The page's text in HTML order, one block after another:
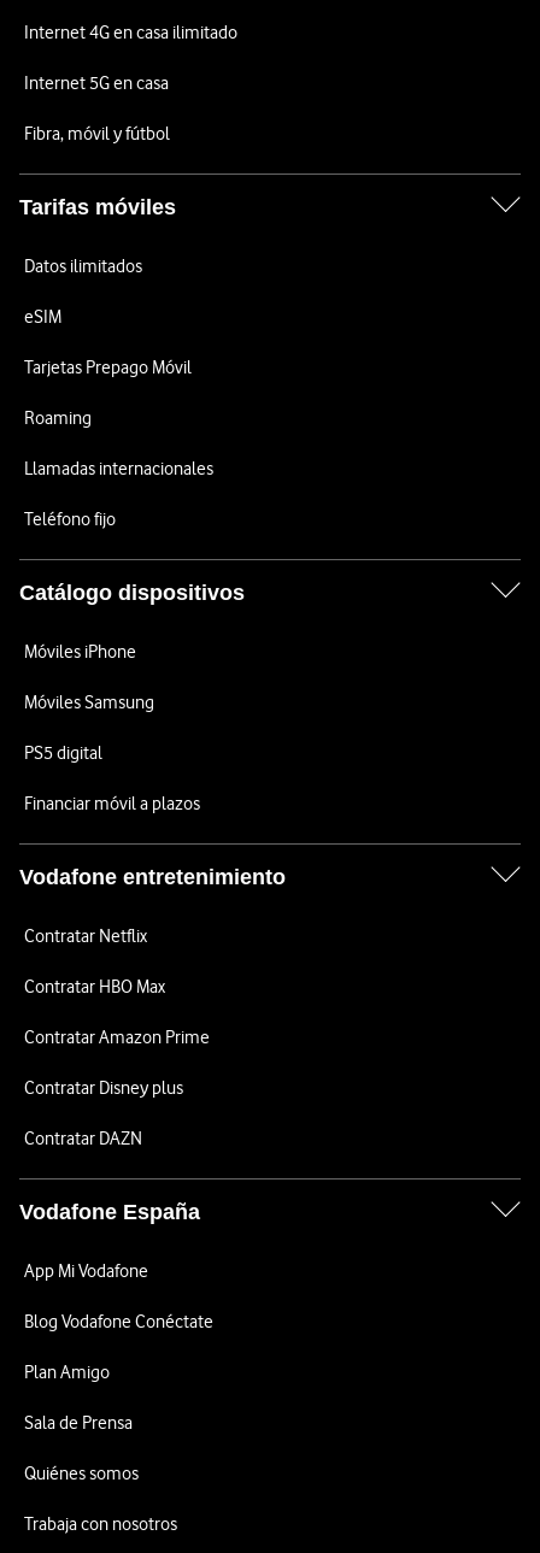
Internet 4G en casa ilimitado
Internet 5G en casa
Fibra, móvil y fútbol
Tarifas móviles
Datos ilimitados
eSIM
Tarjetas Prepago Móvil
Roaming
Llamadas internacionales
Teléfono fijo
Catálogo dispositivos
Móviles iPhone
Móviles Samsung
PS5 digital
Financiar móvil a plazos
Vodafone entretenimiento
Contratar Netflix
Contratar HBO Max
Contratar Amazon Prime
Contratar Disney plus
Contratar DAZN
Vodafone España
App Mi Vodafone
Blog Vodafone Conéctate
Plan Amigo
Sala de Prensa
Quiénes somos
Trabaja con nosotros